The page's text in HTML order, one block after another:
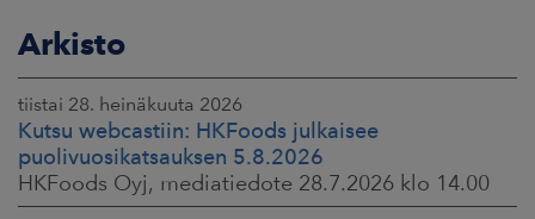
Arkisto
tiistai 28. heinäkuuta 2026
Kutsu webcastiin: HKFoods julkaisee
puolivuosikatsauksen 5.8.2026
HKFoods Oyj, mediatiedote 28.7.2026 klo 14.00